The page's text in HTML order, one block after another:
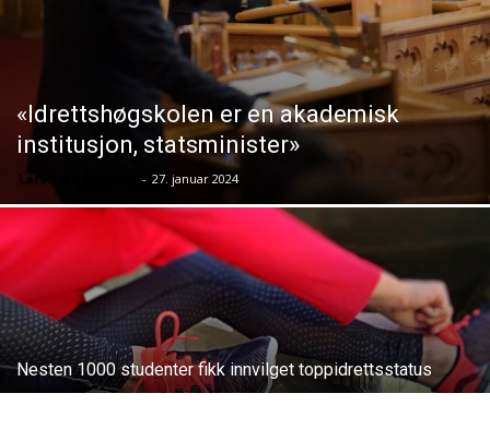
«Idrettshøgskolen er en akademisk
institusjon, statsminister»
Lars Tore Ronglan - 27. januar 2024
Nesten 1000 studenter fikk innvilget toppidrettsstatus